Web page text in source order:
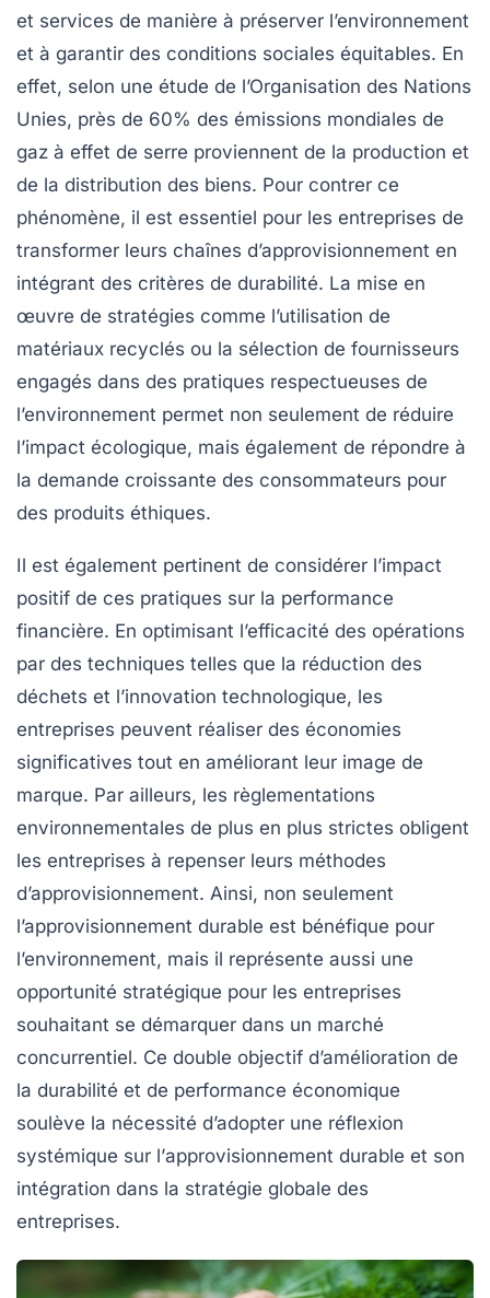
et services de manière à préserver l’environnement
et à garantir des conditions sociales équitables. En
effet, selon une étude de l’Organisation des Nations
Unies, près de 60% des émissions mondiales de
gaz à effet de serre proviennent de la production et
de la distribution des biens. Pour contrer ce
phénomène, il est essentiel pour les entreprises de
transformer leurs chaînes d’approvisionnement en
intégrant des critères de durabilité. La mise en
œuvre de stratégies comme l’utilisation de
matériaux recyclés ou la sélection de fournisseurs
engagés dans des pratiques respectueuses de
l’environnement permet non seulement de réduire
l’impact écologique, mais également de répondre à
la demande croissante des consommateurs pour
des produits éthiques.
Il est également pertinent de considérer l’impact
positif de ces pratiques sur la performance
financière. En optimisant l’efficacité des opérations
par des techniques telles que la réduction des
déchets et l’innovation technologique, les
entreprises peuvent réaliser des économies
significatives tout en améliorant leur image de
marque. Par ailleurs, les règlementations
environnementales de plus en plus strictes obligent
les entreprises à repenser leurs méthodes
d’approvisionnement. Ainsi, non seulement
l’approvisionnement durable est bénéfique pour
l’environnement, mais il représente aussi une
opportunité stratégique pour les entreprises
souhaitant se démarquer dans un marché
concurrentiel. Ce double objectif d’amélioration de
la durabilité et de performance économique
soulève la nécessité d’adopter une réflexion
systémique sur l’approvisionnement durable et son
intégration dans la stratégie globale des
entreprises.